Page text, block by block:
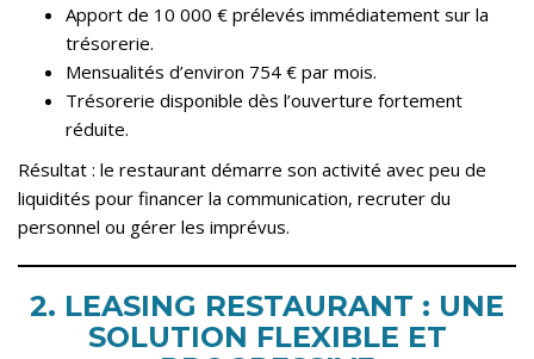
Apport de 10 000 € prélevés immédiatement sur la
trésorerie.
Mensualités d’environ 754 € par mois.
Trésorerie disponible dès l’ouverture fortement
réduite.
Résultat : le restaurant démarre son activité avec peu de
liquidités pour financer la communication, recruter du
personnel ou gérer les imprévus.
2. LEASING RESTAURANT : UNE
SOLUTION FLEXIBLE ET